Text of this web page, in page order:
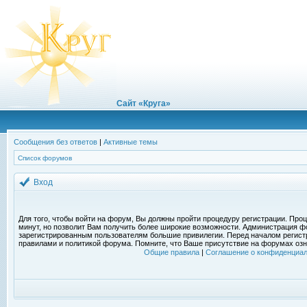
Сайт «Круга»
Сообщения без ответов | Активные темы
Список форумов
Вход
Для того, чтобы войти на форум, Вы должны пройти процедуру регистрации.
минут, но позволит Вам получить более широкие возможности. Администрация
зарегистрированным пользователям большие привилегии. Перед началом
правилами и политикой форума. Помните, что Ваше присутствие на форумах
Общие правила| Соглашение о